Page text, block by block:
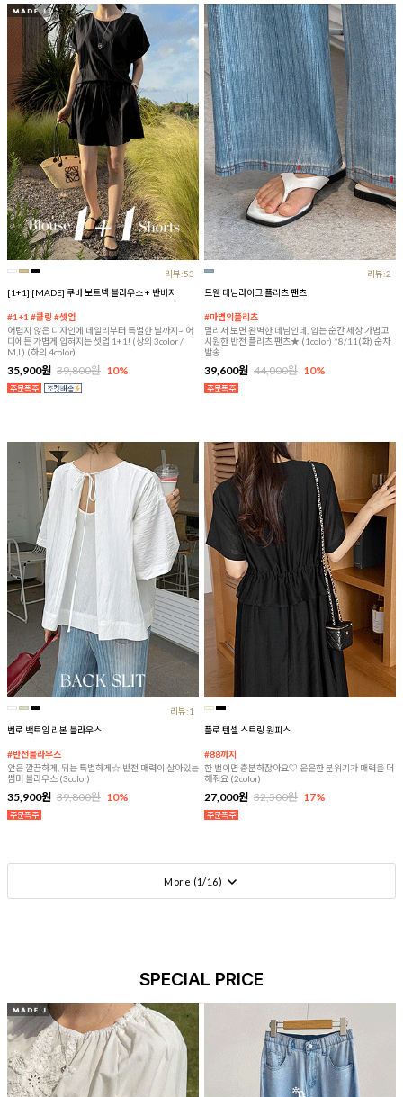
리뷰:53
[1+1] [MADE] 쿠바 보트넥 블라우스 + 반바지
#1+1 #쿨링 #셋업
어렵지 않은 디자인에 데일리부터 특별한 날까지~ 어
디에든 가볍게 입혀지는 셋업 1+1! (상의 3color /
M,L) (하의 4color)
35,900원 39,800원 10%
리뷰:2
드웬 데님라이크 플리츠 팬츠
#마법의플리츠
멀리서 보면 완벽한 데님인데, 입는 순간 세상 가볍고
시원한 반전 플리츠 팬츠★ (1color) *8/11(화) 순차
발송
39,600원 44,000원 10%
리뷰:1
벤로 백트임 리본 블라우스
#반전블라우스
앞은 깔끔하게, 뒤는 특별하게☆ 반전 매력이 살아있는
썸머 블라우스 (3color)
35,900원 39,800원 10%
플로 텐셀 스트링 원피스
#88까지
한 벌이면 충분하잖아요♡ 은은한 분위기가 매력을 더
해줘요 (2color)
27,000원 32,500원 17%
More (1/16)
SPECIAL PRICE